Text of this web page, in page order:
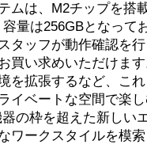
ムは、M2チップを搭
容量は256GBとなって
タッフが動作確認を
買い求めいただけま
を拡張するなど、こ
イベートな空間で楽
の枠を超えた新しい
ワークスタイルを模